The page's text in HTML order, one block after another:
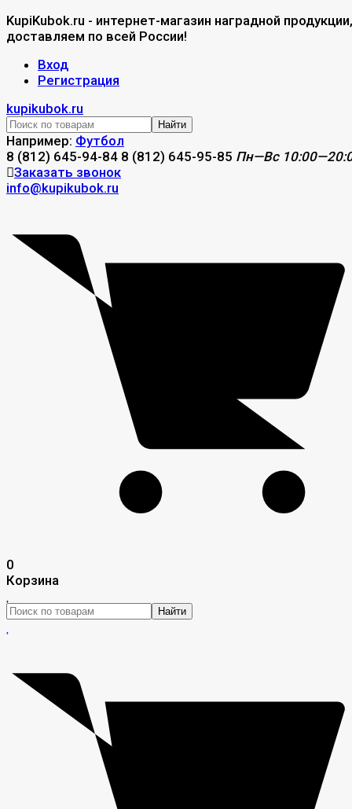
KupiKubok.ru - интернет-магазин наградной продукции,
доставляем по всей России!
Вход
Регистрация
kupikubok.ru
Найти
Например: Футбол
8 (812) 645-94-84 8 (812) 645-95-85 Пн—Вс
Заказать звонок
info@kupikubok.ru
0
Корзина
Найти